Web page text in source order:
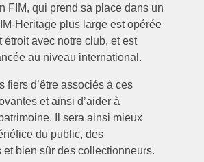
FIM, qui prend sa place dans un
Heritage plus large est opérée
étroit avec notre club, et est
au niveau international.
fiers d’être associés à ces
et ainsi d’aider à
Il sera ainsi mieux
du public, des
et bien sûr des collectionneurs.